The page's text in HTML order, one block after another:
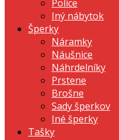
Police
Iný nábytok
Šperky
Náramky
Náušnice
Náhrdelníky
Prstene
Brošne
Sady šperkov
Iné šperky
Tašky